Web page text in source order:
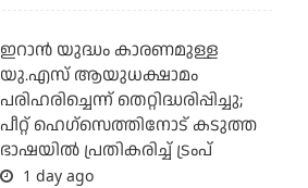
ഇറാന്‍ യുദ്ധം കാരണമുള്ള
യു.എസ് ആയുധക്ഷാമം
പരിഹരിച്ചെന്ന് തെറ്റിദ്ധരിപ്പിച്ചു;
പീറ്റ് ഹെഗ്‌സെത്തിനോട് കടുത്ത
ഭാഷയില്‍ പ്രതികരിച്ച് ട്രംപ്
1 day ago